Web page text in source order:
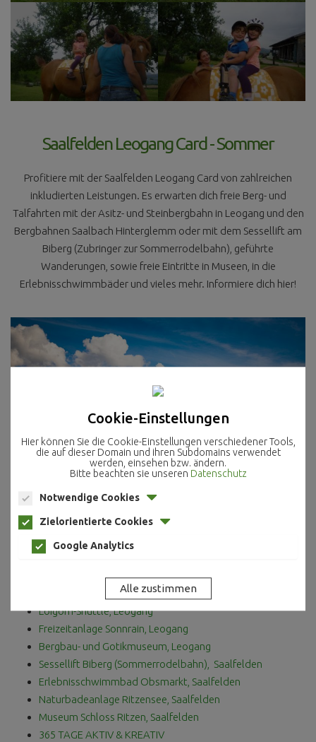
Saalfelden Leogang Card - Sommer
Profitiere mit der Saalfelden Leogang Card von zahlreichen
inkludierten Leistungen. Es erwarten dich freie Berg- und
Talfahrten mit der Asitz- und Steinbergbahn in Leogang und den
Bergbahnen Saalbach Hinterglemm oder mit dem Sessellift am
Biberg (Zubringer zur Sommerrodelbahn), geführte
Wanderungen, sowie freie Eintritte in Museen, in die
Erlebnisschwimmbäder und vieles mehr. Informiere dich hier!
Inkludierte Leistungen
Alle Vorteile auf einen Blick:
Leoganger Bergbahnen
Mobilitätskarte Pinzgau (kostenlose Öffi Nutzung)
Loigom-Shuttle, Leogang
Freizeitanlage Sonnrain, Leogang
Bergbau- und Gotikmuseum, Leogang
Sessellift Biberg (Sommerrodelbahn), Saalfelden
Erlebnisschwimmbad Obsmarkt, Saalfelden
Naturbadeanlage Ritzensee, Saalfelden
Museum Schloss Ritzen, Saalfelden
365 TAGE AKTIV & KREATIV
Cookie-Einstellungen
Hier können Sie die Cookie-Einstellungen verschiedener Tools,
die auf dieser Domain und ihren Subdomains verwendet
werden, einsehen bzw. ändern.
Bitte beachten sie unseren Datenschutz
Notwendige Cookies
Zielorientierte Cookies
Google Analytics